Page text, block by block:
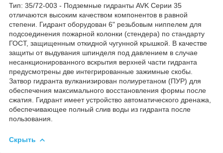
Тип: 35/72-003 - Подземные гидранты AVK Серии 35
отличаются высоким качеством компонентов в равной
степени. Гидрант оборудован 6" резьбовым ниппелем для
подсоединения пожарной колонки (стендера) по стандарту
ГОСТ, защищенным откидной чугунной крышкой. В качестве
защиты от выдувания шпинделя под давлением в случае
несанкционированного вскрытия верхней части гидранта
предусмотрены две интегрированные зажимные скобы.
Затвор гидранта вулканизирован полиуретаном (ПУР) для
обеспечения максимального восстановления формы после
сжатия. Гидрант имеет устройство автоматического дренажа,
обеспечивающее полный слив воды из гидранта после
пользования.
Скрыть